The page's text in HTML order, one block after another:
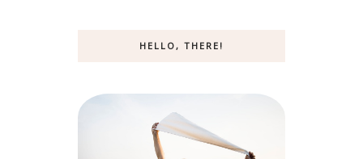
HELLO, THERE!